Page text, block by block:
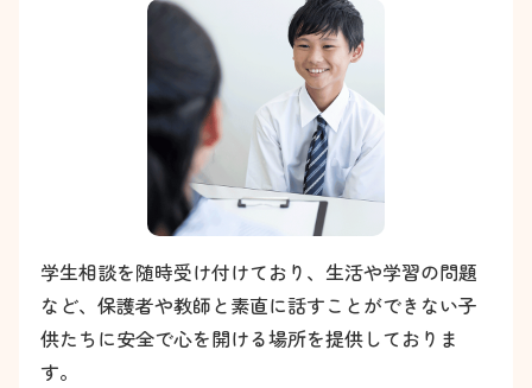
学生相談を随時受け付けており、生活や学習の問題
など、保護者や教師と素直に話すことができない子
供たちに安全で心を開ける場所を提供しておりま
す。